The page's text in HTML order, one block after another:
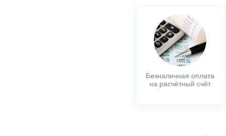
Безналичная оплата
на расчётный счёт